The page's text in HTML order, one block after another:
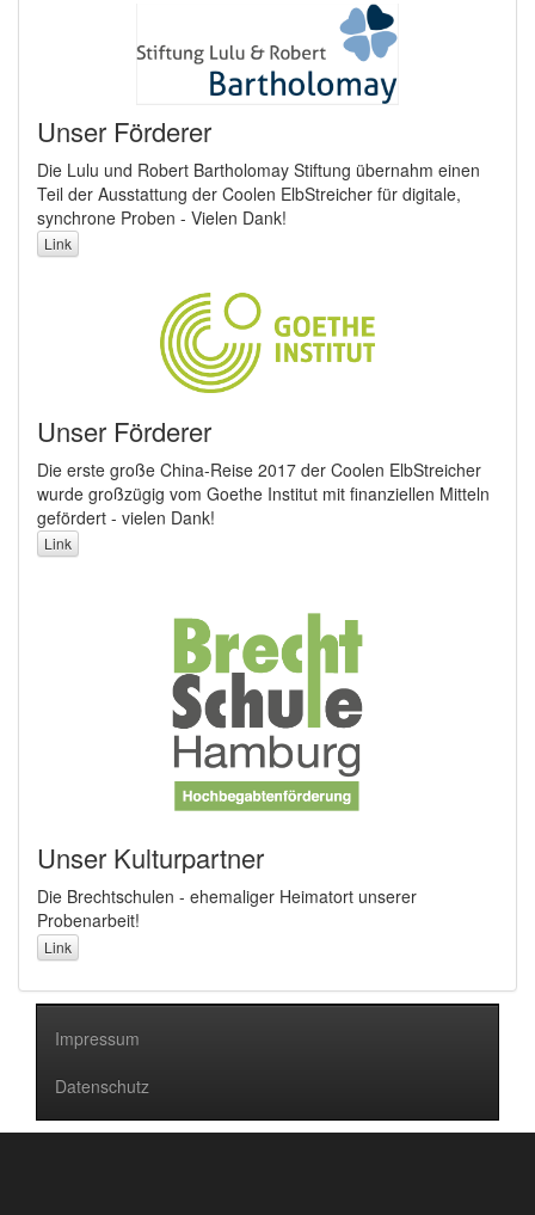
Unser Förderer
Die Lulu und Robert Bartholomay Stiftung übernahm einen
Teil der Ausstattung der Coolen ElbStreicher für digitale,
synchrone Proben - Vielen Dank!
Link
Unser Förderer
Die erste große China-Reise 2017 der Coolen ElbStreicher
wurde großzügig vom Goethe Institut mit finanziellen Mitteln
gefördert - vielen Dank!
Link
Unser Kulturpartner
Die Brechtschulen - ehemaliger Heimatort unserer
Probenarbeit!
Link
Impressum
Datenschutz